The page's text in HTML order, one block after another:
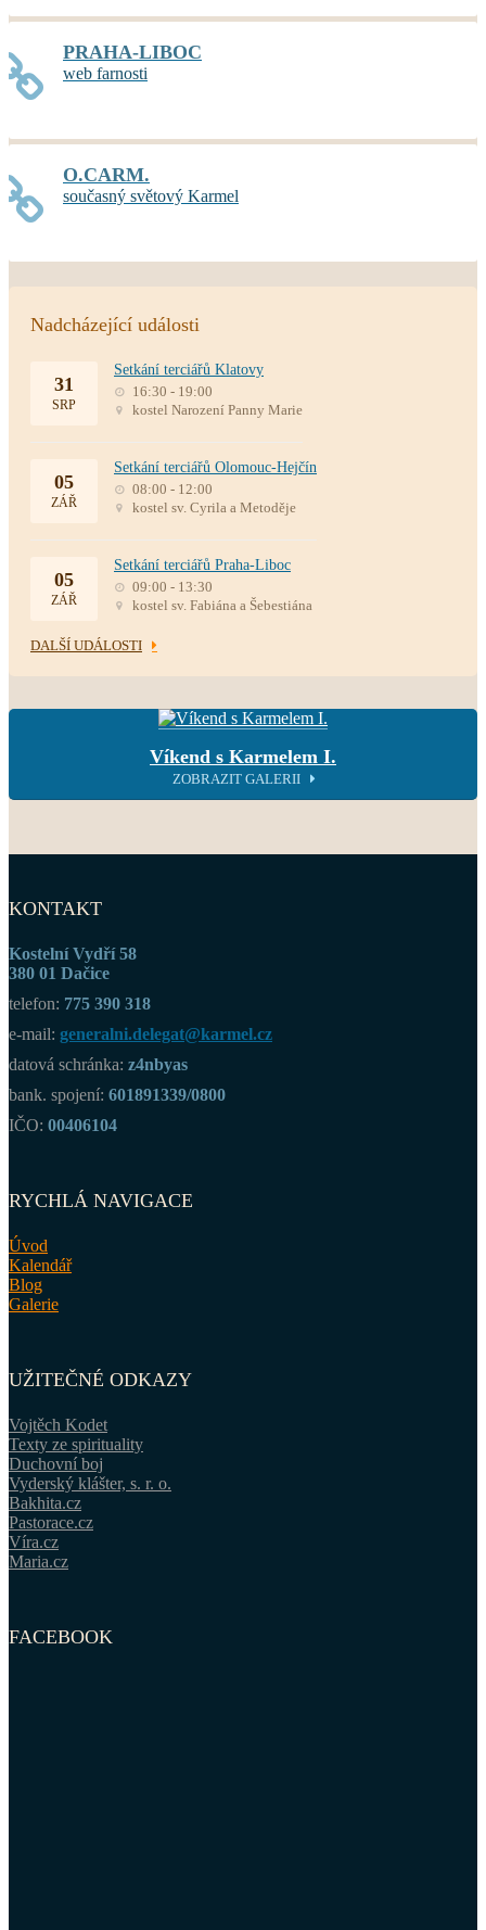
PRAHA-LIBOC
web farnosti
O.CARM.
současný světový Karmel
Nadcházející události
31
SRP
Setkání terciářů Klatovy
16:30 - 19:00
kostel Narození Panny Marie
05
ZÁŘ
Setkání terciářů Olomouc-Hejčín
08:00 - 12:00
kostel sv. Cyrila a Metoděje
05
ZÁŘ
Setkání terciářů Praha-Liboc
09:00 - 13:30
kostel sv. Fabiána a Šebestiána
DALŠÍ UDÁLOSTI
Víkend s Karmelem I.
ZOBRAZIT GALERII
KONTAKT
Kostelní Vydří 58
380 01 Dačice
telefon: 775 390 318
e-mail: generalni.delegat@karmel.cz
datová schránka: z4nbyas
bank. spojení: 601891339/0800
IČO: 00406104
RYCHLÁ NAVIGACE
Úvod
Kalendář
Blog
Galerie
UŽITEČNÉ ODKAZY
Vojtěch Kodet
Texty ze spirituality
Duchovní boj
Vyderský klášter, s. r. o.
Bakhita.cz
Pastorace.cz
Víra.cz
Maria.cz
FACEBOOK